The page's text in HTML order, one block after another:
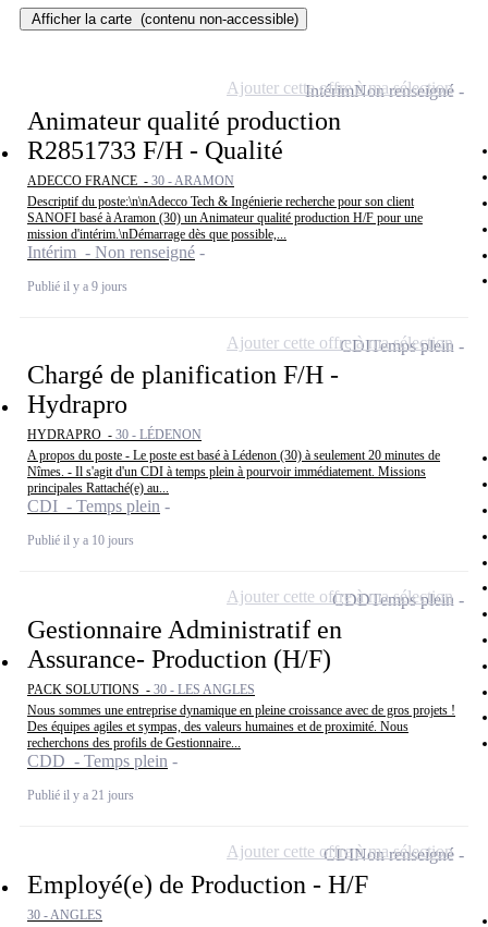
Afficher la carte (contenu non-accessible)
Animateur qualité production
R2851733 F/H - Qualité
ADECCO FRANCE - 30 - ARAMON
Descriptif du poste:\n\nAdecco Tech & Ingénierie recherche pour son client
SANOFI basé à Aramon (30) un Animateur qualité production H/F pour une
mission d'intérim.\nDémarrage dès que possible,...
Intérim - Non renseigné
Publié il y a 9 jours
IntérimNon renseigné
Ajouter cette offre à ma sélection
Chargé de planification F/H -
Hydrapro
HYDRAPRO - 30 - LÉDENON
A propos du poste - Le poste est basé à Lédenon (30) à seulement 20 minutes de
Nîmes. - Il s'agit d'un CDI à temps plein à pourvoir immédiatement. Missions
principales Rattaché(e) au...
CDI - Temps plein
Publié il y a 10 jours
CDITemps plein
Ajouter cette offre à ma sélection
Gestionnaire Administratif en
Assurance- Production (H/F)
PACK SOLUTIONS - 30 - LES ANGLES
Nous sommes une entreprise dynamique en pleine croissance avec de gros projets !
Des équipes agiles et sympas, des valeurs humaines et de proximité. Nous
recherchons des profils de Gestionnaire...
CDD - Temps plein
Publié il y a 21 jours
CDDTemps plein
Ajouter cette offre à ma sélection
Employé(e) de Production - H/F
30 - ANGLES
CDINon renseigné
Ajouter cette offre à ma sélection